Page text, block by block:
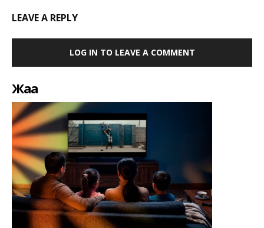
LEAVE A REPLY
LOG IN TO LEAVE A COMMENT
Жаңа